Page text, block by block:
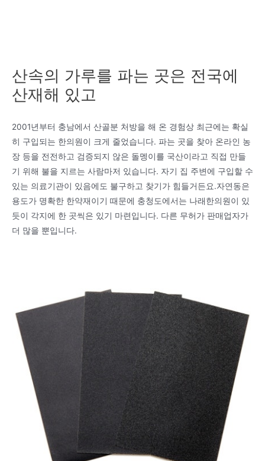
산속의 가루를 파는 곳은 전국에
산재해 있고
2001년부터 충남에서 산골분 처방을 해 온 경험상 최근에는 확실
히 구입되는 한의원이 크게 줄었습니다. 파는 곳을 찾아 온라인 농
장 등을 전전하고 검증되지 않은 돌멩이를 국산이라고 직접 만들
기 위해 불을 지르는 사람마저 있습니다. 자기 집 주변에 구입할 수
있는 의료기관이 있음에도 불구하고 찾기가 힘들거든요.자연동은
용도가 명확한 한약재이기 때문에 충청도에서는 나래한의원이 있
듯이 각지에 한 곳씩은 있기 마련입니다. 다른 무허가 판매업자가
더 많을 뿐입니다.